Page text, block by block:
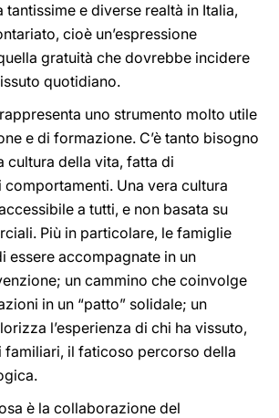
tantissime e diverse realtà in Italia,
cioè un’espressione
gratuità che dovrebbe incidere
quotidiano.
uno strumento molto utile
e di formazione. C’è tanto bisogno
cultura della vita, fatta di
Una vera cultura
a tutti, e non basata su
Più in particolare, le famiglie
essere accompagnate in un
un cammino che coinvolge
in un “patto” solidale; un
l’esperienza di chi ha vissuto,
familiari, il faticoso percorso della
è la collaborazione del